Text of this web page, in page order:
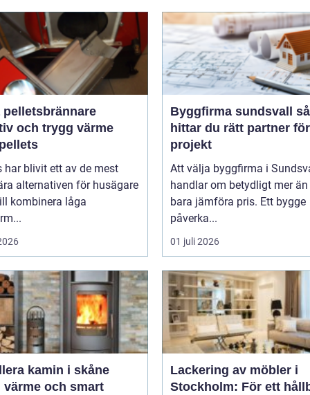
pelletsbrännare
och trygg värme
har blivit ett av de mest
alternativen för husägare
kombinera låga
Byggfirma sundsvall så
hittar du rätt partner
projekt
Att välja byggfirma i
handlar om betydligt mer
bara jämföra pris. Ett bygge
påverka...
01 juli 2026
kamin i skåne
värme och smart
Lackering av möbler i
Stockholm: För ett